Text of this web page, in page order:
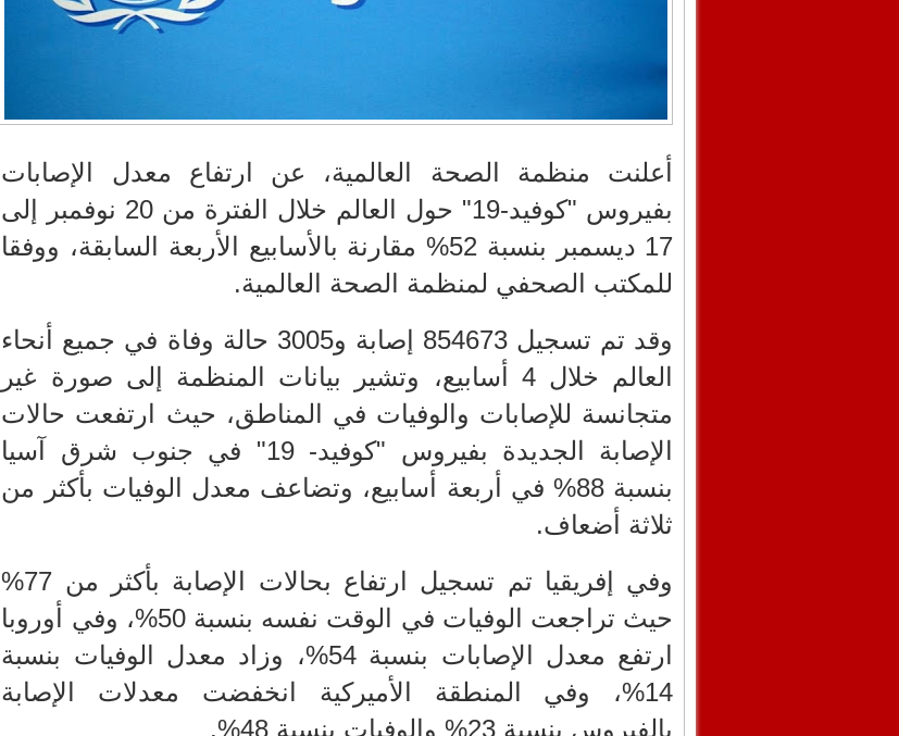
أعلنت منظمة الصحة العالمية، عن ارتفاع معدل الإصابات
بفيروس "كوفيد-19" حول العالم خلال الفترة من 20 نوفمبر إلى
17 ديسمبر بنسبة 52% مقارنة بالأسابيع الأربعة السابقة، ووفقا
للمكتب الصحفي لمنظمة الصحة العالمية.
وقد تم تسجيل 854673 إصابة و3005 حالة وفاة في جميع أنحاء
العالم خلال 4 أسابيع، وتشير بيانات المنظمة إلى صورة غير
متجانسة للإصابات والوفيات في المناطق، حيث ارتفعت حالات
الإصابة الجديدة بفيروس "كوفيد- 19" في جنوب شرق آسيا
بنسبة 88% في أربعة أسابيع، وتضاعف معدل الوفيات بأكثر من
ثلاثة أضعاف.
وفي إفريقيا تم تسجيل ارتفاع بحالات الإصابة بأكثر من 77%
حيث تراجعت الوفيات في الوقت نفسه بنسبة 50%، وفي أوروبا
ارتفع معدل الإصابات بنسبة 54%، وزاد معدل الوفيات بنسبة
14%، وفي المنطقة الأميركية انخفضت معدلات الإصابة
بالفيروس بنسبة 23% والوفيات بنسبة 48%.